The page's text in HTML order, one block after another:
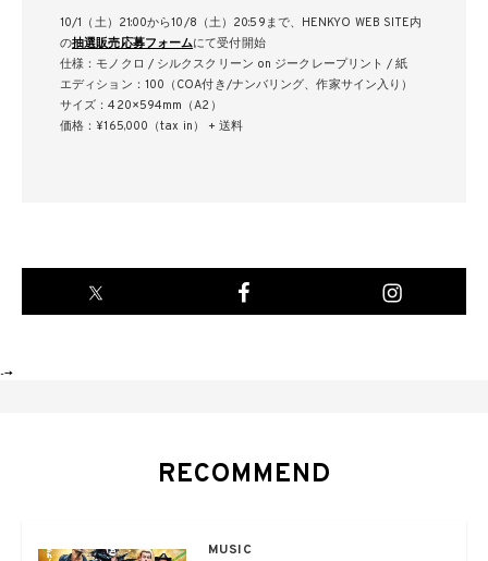
10/1（⼟）21:00から10/8（⼟）20:59まで、HENKYO WEB SITE内
の抽選販売応募フォームにて受付開始
仕様：モノクロ / シルクスクリーン on ジークレープリント / 紙
エディション：100（COA付き/ナンバリング、作家サイン⼊り）
サイズ：420×594mm（A2）
価格：¥165,000（tax in） + 送料
-->
RECOMMEND
MUSIC